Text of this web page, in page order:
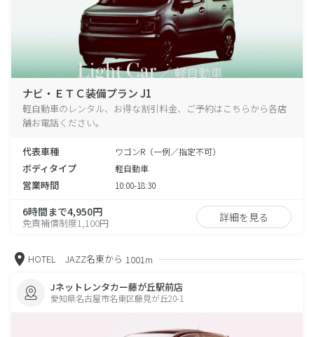
ナビ・ＥＴＣ装備プラン J1
軽自動車のレンタル、お得な割引料金、ご予約はこちらから各店
舗お電話ください。
代表車種 ワゴンR（一例／指定不可）
ボディタイプ 軽自動車
営業時間 10:00-18:30
6時間まで4,950円
免責補償制度1,100円 詳細を見る
HOTEL JAZZ名東から 1001m
Jネットレンタカー藤が丘駅前店
愛知県名古屋市名東区藤見が丘20-1